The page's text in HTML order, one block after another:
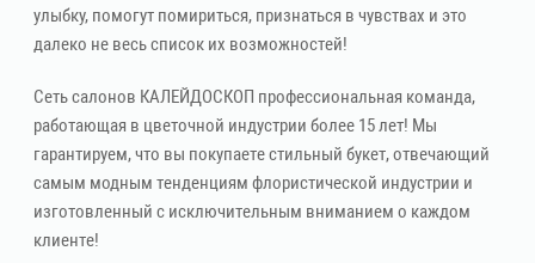
улыбку, помогут помириться, признаться в чувствах и это
далеко не весь список их возможностей!
Сеть салонов КАЛЕЙДОСКОП профессиональная команда,
работающая в цветочной индустрии более 15 лет! Мы
гарантируем, что вы покупаете стильный букет, отвечающий
самым модным тенденциям флористической индустрии и
изготовленный с исключительным вниманием о каждом
клиенте!